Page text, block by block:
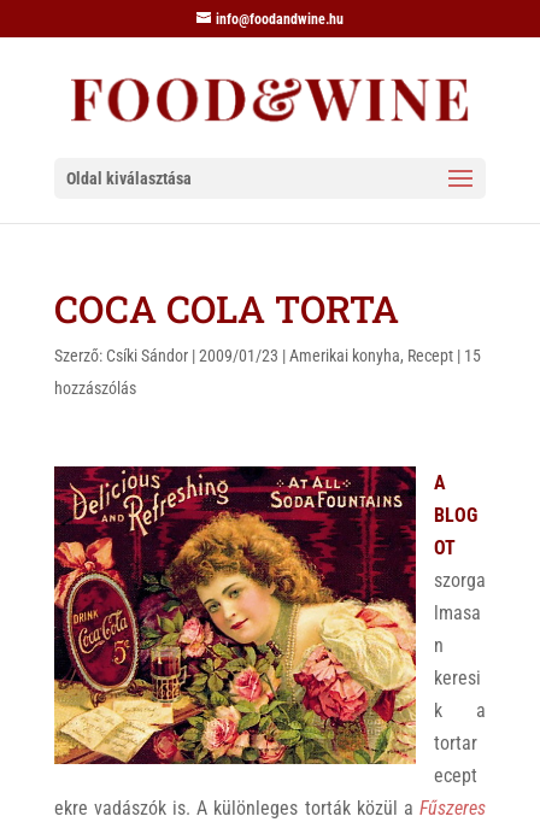
info@foodandwine.hu
Oldal kiválasztása
COCA COLA TORTA
Szerző: Csíki Sándor|2009/01/23 |Amerikai konyha, Recept| 15
hozzászólás
A
BLOG
OT
szorga
lmasa
n
keresi
k a
tortar
ecept
ekre vadászók is. A különleges torták közül aFűszeres